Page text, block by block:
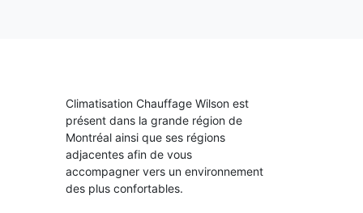
Climatisation Chauffage Wilson est
présent dans la grande région de
Montréal ainsi que ses régions
adjacentes afin de vous
accompagner vers un environnement
des plus confortables.